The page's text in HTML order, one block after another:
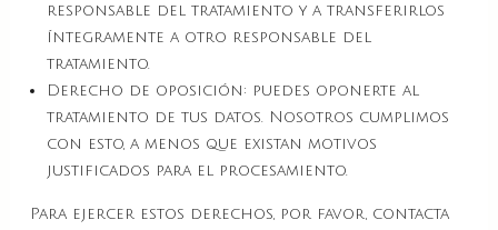
responsable del tratamiento y a transferirlos
íntegramente a otro responsable del
tratamiento.
Derecho de oposición: puedes oponerte al
tratamiento de tus datos. Nosotros cumplimos
con esto, a menos que existan motivos
justificados para el procesamiento.
Para ejercer estos derechos, por favor, contacta